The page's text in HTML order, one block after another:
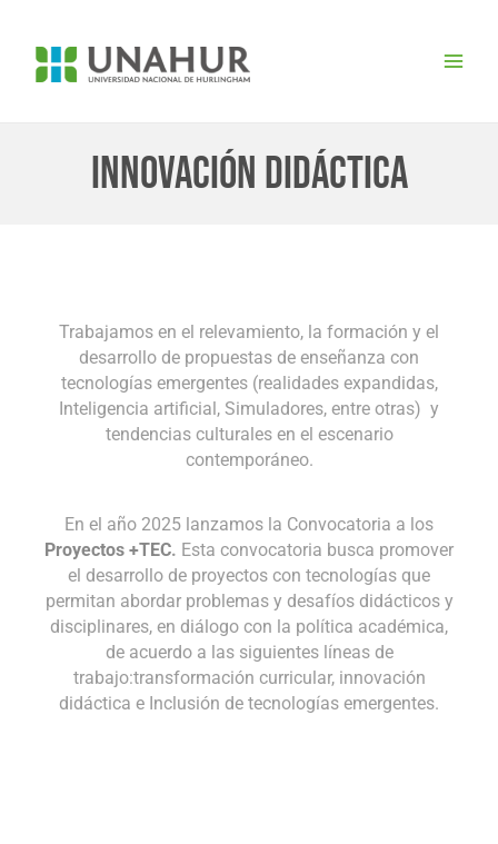
contenido
INNOVACIÓN DIDÁCTICA
Trabajamos en el relevamiento, la formación y el
desarrollo de propuestas de enseñanza con
tecnologías emergentes (realidades expandidas,
Inteligencia artificial, Simuladores, entre otras) y
tendencias culturales en el escenario
contemporáneo.
En el año 2025 lanzamos la Convocatoria a los
Proyectos +TEC. Esta convocatoria busca promover
el desarrollo de proyectos con tecnologías que
permitan abordar problemas y desafíos didácticos y
disciplinares, en diálogo con la política académica,
de acuerdo a las siguientes líneas de
trabajo:transformación curricular, innovación
didáctica e Inclusión de tecnologías emergentes.